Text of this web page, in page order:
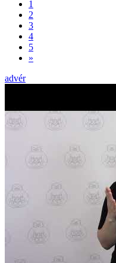
1
2
3
4
5
»
advér